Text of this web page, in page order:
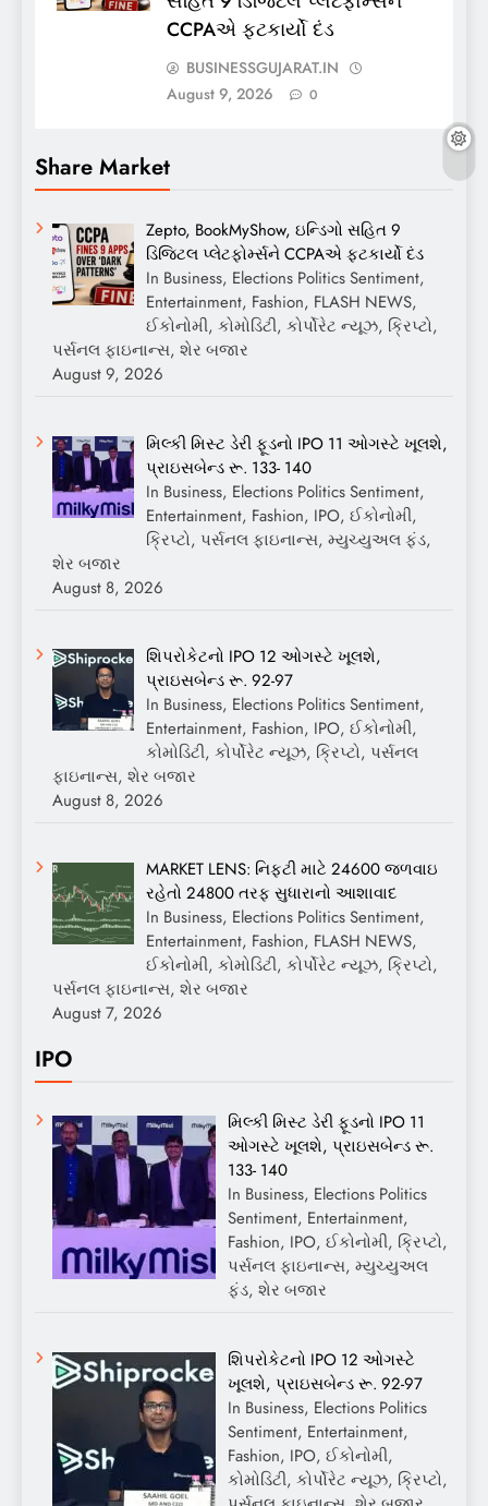
CCPAએ ફટકાર્યો દંડ
BUSINESSGUJARAT.IN
August 9, 2026
0
Share Market
Zepto, BookMyShow, ઇન્ડિગો સહિત 9
ડિજિટલ પ્લેટફોર્મ્સને CCPAએ ફટકાર્યો દંડ
In Business, Elections Politics Sentiment,
Entertainment, Fashion, FLASH NEWS,
ઈકોનોમી, કોમોડિટી, કોર્પોરેટ ન્યૂઝ, ક્રિપ્ટો,
પર્સનલ ફાઇનાન્સ, શેર બજાર
August 9, 2026
મિલ્કી મિસ્ટ ડેરી ફૂડનો IPO 11 ઓગસ્ટે ખૂલશે,
પ્રાઇસબેન્ડ રૂ. 133- 140
In Business, Elections Politics Sentiment,
Entertainment, Fashion, IPO, ઈકોનોમી,
ક્રિપ્ટો, પર્સનલ ફાઇનાન્સ, મ્યુચ્યુઅલ ફંડ,
શેર બજાર
August 8, 2026
શિપરોકેટનો IPO 12 ઓગસ્ટે ખૂલશે,
પ્રાઇસબેન્ડ રૂ. 92-97
In Business, Elections Politics Sentiment,
Entertainment, Fashion, IPO, ઈકોનોમી,
કોમોડિટી, કોર્પોરેટ ન્યૂઝ, ક્રિપ્ટો, પર્સનલ
ફાઇનાન્સ, શેર બજાર
August 8, 2026
MARKET LENS: નિફ્ટી માટે 24600 જળવાઇ
રહેતો 24800 તરફ સુધારાનો આશાવાદ
In Business, Elections Politics Sentiment,
Entertainment, Fashion, FLASH NEWS,
ઈકોનોમી, કોમોડિટી, કોર્પોરેટ ન્યૂઝ, ક્રિપ્ટો,
પર્સનલ ફાઇનાન્સ, શેર બજાર
August 7, 2026
IPO
મિલ્કી મિસ્ટ ડેરી ફૂડનો IPO 11
ઓગસ્ટે ખૂલશે, પ્રાઇસબેન્ડ રૂ.
133- 140
In Business, Elections Politics
Sentiment, Entertainment,
Fashion, IPO, ઈકોનોમી, ક્રિપ્ટો,
પર્સનલ ફાઇનાન્સ, મ્યુચ્યુઅલ
ફંડ, શેર બજાર
શિપરોકેટનો IPO 12 ઓગસ્ટે
ખૂલશે, પ્રાઇસબેન્ડ રૂ. 92-97
In Business, Elections Politics
Sentiment, Entertainment,
Fashion, IPO, ઈકોનોમી,
કોમોડિટી, કોર્પોરેટ ન્યૂઝ, ક્રિપ્ટો,